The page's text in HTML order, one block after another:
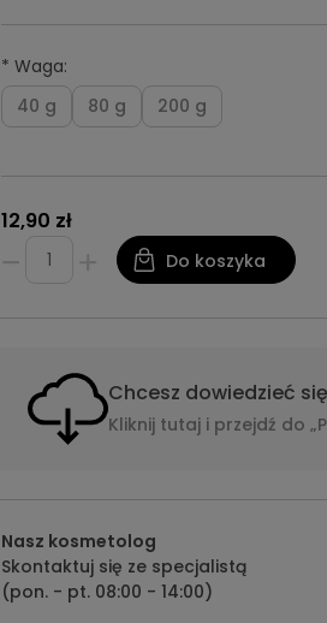
* Waga:
40 g
80 g 200 g
12,90 zł
Do koszyka
Chcesz dowiedzieć
Kliknij tutaj i przejdź do
Nasz kosmetolog
Skontaktuj się ze specjalistą
(pon. - pt. 08:00 - 14:00)